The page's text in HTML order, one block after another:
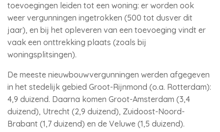
toevoegingen leiden tot een woning: er worden ook
weer vergunningen ingetrokken (500 tot dusver dit
jaar), en bij het opleveren van een toevoeging vindt er
vaak een onttrekking plaats (zoals bij
woningsplitsingen).
De meeste nieuwbouwvergunningen werden afgegeven
in het stedelijk gebied Groot-Rijnmond (o.a. Rotterdam):
4,9 duizend. Daarna komen Groot-Amsterdam (3,4
duizend), Utrecht (2,9 duizend), Zuidoost-Noord-
Brabant (1,7 duizend) en de Veluwe (1,5 duizend).